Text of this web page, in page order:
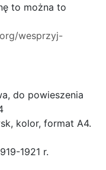
to można to
wesprzyj-
do powieszenia
kolor, format A4.
1921 r.